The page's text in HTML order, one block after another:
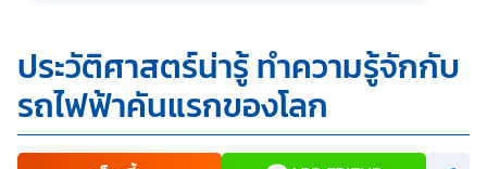
ข้าพเจ้ารับทราบนโยบายคุ้มครองข้อมูลส่วนบุคคล และยินยอมให้
บริษัท SILKSPAN อินชัวรันซ์ โบรกเกอร์เรจ จำกัด รวมถึงบริษัท
ในเครือที่เกี่ยวข้องกัน ตลอดจนคู่ค้าทางธุรกิจและ/หรือ
พันธมิตรของบริษัทเหล่านี้ สามารถเก็บ ใช้ และ/หรือ เปิดเผย
ข้อมูลส่วนบุคคลและข้อมูลส่วนบุคคลที่มีความอ่อนไหวของ
ข้าพเจ้า เพื่อวัตถุประสงค์ในการดำเนินการติดต่อและนำเสนอ
ข้อมูลสำหรับการขายผลิตภัณฑ์ การจัดทำรายการส่งเสริมการ
ประวัติศาสตร์น่ารู้ ทำความรู้จักกับ
รถไฟฟ้าคันแรกของโลก